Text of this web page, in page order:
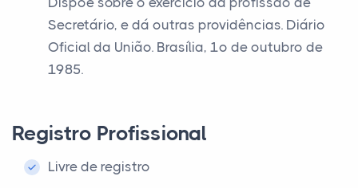
Secretário, e dá outras providências. Diário
Oficial da União. Brasília, 1º de outubro de
1985.
Registro Profissional
Livre de registro